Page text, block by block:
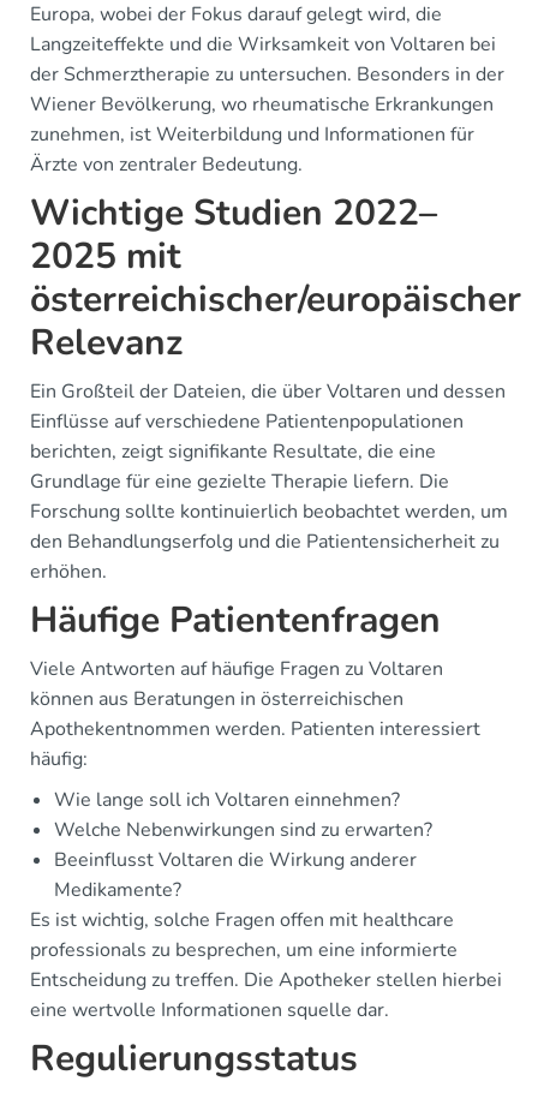
Europa, wobei der Fokus darauf gelegt wird, die
Langzeiteffekte und die Wirksamkeit von Voltaren bei
der Schmerztherapie zu untersuchen. Besonders in der
Wiener Bevölkerung, wo rheumatische Erkrankungen
zunehmen, ist Weiterbildung und Informationen für
Ärzte von zentraler Bedeutung.
Wichtige Studien 2022–
2025 mit
österreichischer/europäischer
Relevanz
Ein Großteil der Dateien, die über Voltaren und dessen
Einflüsse auf verschiedene Patientenpopulationen
berichten, zeigt signifikante Resultate, die eine
Grundlage für eine gezielte Therapie liefern. Die
Forschung sollte kontinuierlich beobachtet werden, um
den Behandlungserfolg und die Patientensicherheit zu
erhöhen.
Häufige Patientenfragen
Viele Antworten auf häufige Fragen zu Voltaren
können aus Beratungen in österreichischen
Apothekentnommen werden. Patienten interessiert
häufig:
Wie lange soll ich Voltaren einnehmen?
Welche Nebenwirkungen sind zu erwarten?
Beeinflusst Voltaren die Wirkung anderer
Medikamente?
Es ist wichtig, solche Fragen offen mit healthcare
professionals zu besprechen, um eine informierte
Entscheidung zu treffen. Die Apotheker stellen hierbei
eine wertvolle Informationen squelle dar.
Regulierungsstatus